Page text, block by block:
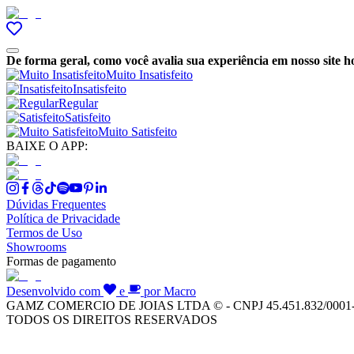
De forma geral, como você avalia sua experiência em nosso site
Muito Insatisfeito
Insatisfeito
Regular
Satisfeito
Muito Satisfeito
BAIXE O APP:
Dúvidas Frequentes
Política de Privacidade
Termos de Uso
Showrooms
Formas de pagamento
Desenvolvido com e
por Macro
GAMZ COMERCIO DE JOIAS LTDA © - CNPJ 45.451.832/
TODOS OS DIREITOS RESERVADOS